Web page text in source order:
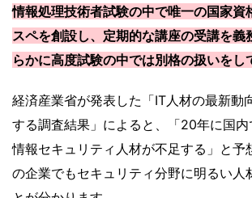
情報処理技術者試験の中で唯一の国家資
スペを創設し、定期的な講座の受講を義
らかに高度試験の中では別格の扱いをし
経済産業省が発表した「IT人材の最新動
する調査結果」によると、「20年に国内
情報セキュリティ人材が不足する」と予
の企業でもセキュリティ分野に明るい人